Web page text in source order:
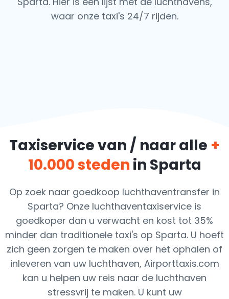
waar onze taxi's 24/7 rijden.
Taxiservice van / naar alle +
10.000 steden in Sparta
Op zoek naar goedkoop luchthaventransfer in
Sparta? Onze luchthaventaxiservice is
goedkoper dan u verwacht en kost tot 35%
minder dan traditionele taxi's op Sparta. U hoeft
zich geen zorgen te maken over het ophalen of
inleveren van uw luchthaven, Airporttaxis.com
kan u helpen uw reis naar de luchthaven
stressvrij te maken. U kunt uw